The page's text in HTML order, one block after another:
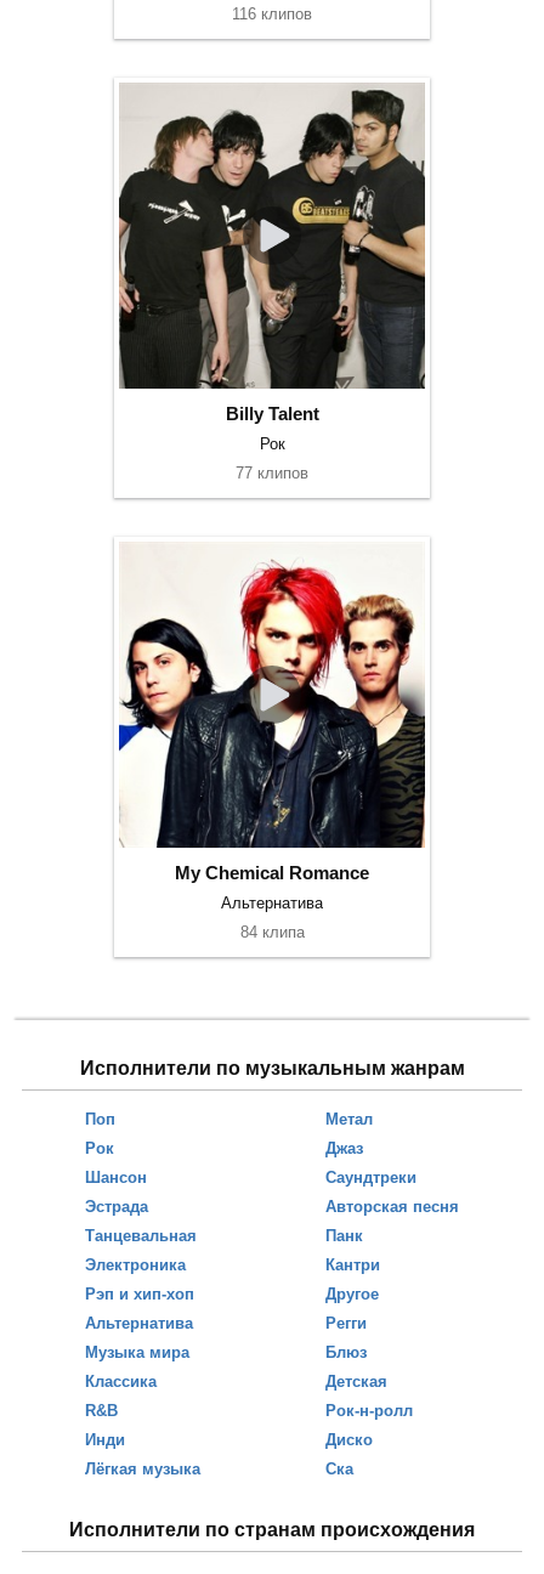
116 клипов
Billy Talent
Рок
77 клипов
My Chemical Romance
Альтернатива
84 клипа
Исполнители по музыкальным жанрам
Поп
Рок
Шансон
Эстрада
Танцевальная
Электроника
Рэп и хип-хоп
Альтернатива
Музыка мира
Классика
R&B
Инди
Лёгкая музыка
Метал
Джаз
Саундтреки
Авторская песня
Панк
Кантри
Другое
Регги
Блюз
Детская
Рок-н-ролл
Диско
Ска
Исполнители по странам происхождения